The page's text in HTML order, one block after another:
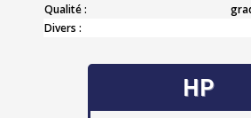
Qualité :
Divers :
HP